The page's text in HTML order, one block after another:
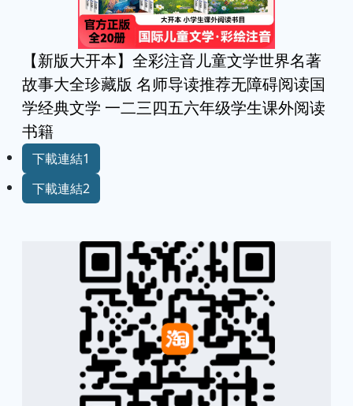
【新版大开本】全彩注音儿童文学世界名著
故事大全珍藏版 名师导读推荐无障碍阅读国
学经典文学 一二三四五六年级学生课外阅读
书籍
下載連結1
下載連結2